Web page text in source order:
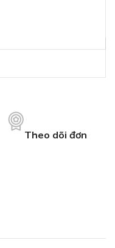
Theo dõi đơn